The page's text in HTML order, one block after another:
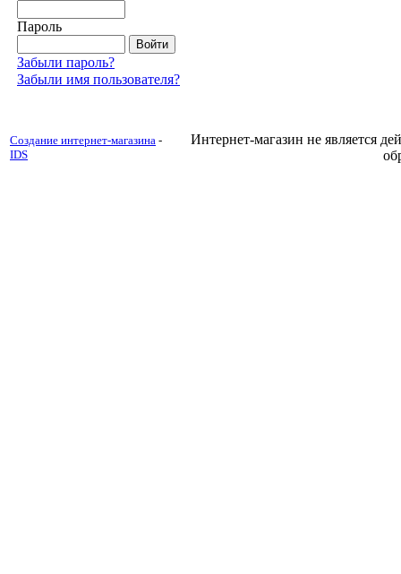
Пароль
Забыли пароль?
Забыли имя пользователя?
Создание интернет-магазина -
IDS
Интернет-магазин не является